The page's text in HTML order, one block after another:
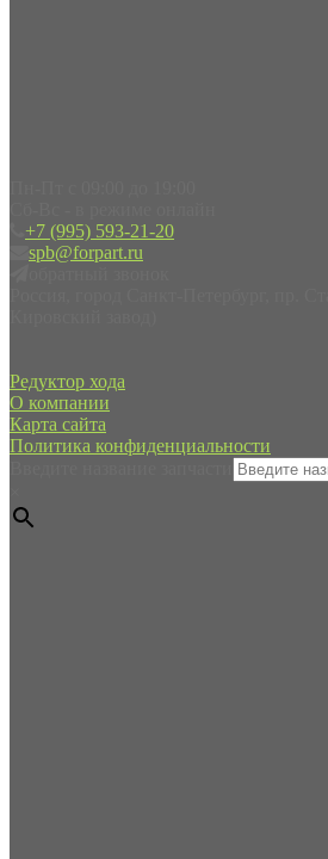
+7 (995) 593-21-20
spb@forpart.ru
Редуктор хода
О компании
Карта сайта
Политика конфиденциальности